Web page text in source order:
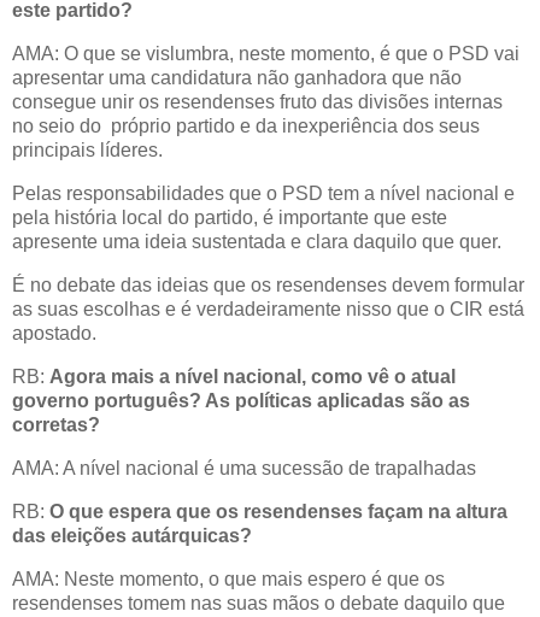
este partido?
AMA: O que se vislumbra, neste momento, é que o PSD vai
apresentar uma candidatura não ganhadora que não
consegue unir os resendenses fruto das divisões internas
no seio do próprio partido e da inexperiência dos seus
principais líderes.
Pelas responsabilidades que o PSD tem a nível nacional e
pela história local do partido, é importante que este
apresente uma ideia sustentada e clara daquilo que quer.
É no debate das ideias que os resendenses devem formular
as suas escolhas e é verdadeiramente nisso que o CIR está
apostado.
RB: Agora mais a nível nacional, como vê o atual
governo português? As políticas aplicadas são as
corretas?
AMA: A nível nacional é uma sucessão de trapalhadas
RB: O que espera que os resendenses façam na altura
das eleições autárquicas?
AMA: Neste momento, o que mais espero é que os
resendenses tomem nas suas mãos o debate daquilo que